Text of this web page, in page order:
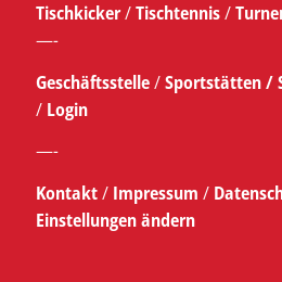
Tischkicker/Tischtennis/
—-
Geschäftsstelle/Sportstätten /
/ Login
—-
Kontakt/ Impressum /
Einstellungen ändern